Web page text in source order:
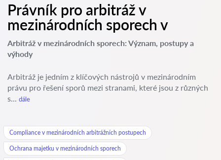
Právník pro arbitráž v
mezinárodních sporech v
Arbitráž v mezinárodních sporech: Význam, postupy a
výhody
Arbitráž je jedním z klíčových nástrojů v mezinárodním
právu pro řešení sporů mezi stranami, které jsou z různých
s... dále
Compliance v mezinárodních arbitrážních postupech
Ochrana majetku v mezinárodních sporech